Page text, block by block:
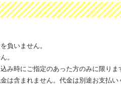
負いません。
。
み時にご指定のあった方のみに限りま
は含まれません。代金は別途お支払い